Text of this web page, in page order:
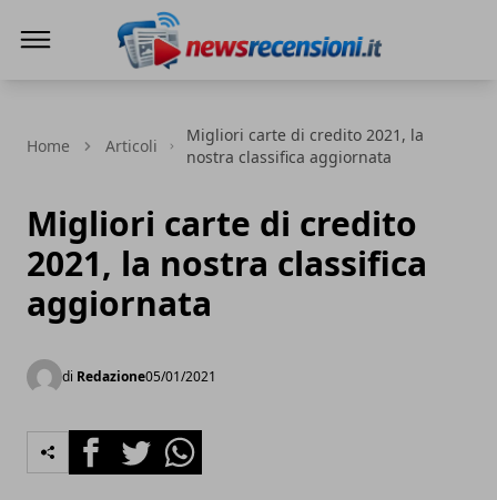
Home Articoli
Migliori carte di credito 2021, la
nostra classifica aggiornata
Migliori carte di credito
2021, la nostra classifica
aggiornata
di Redazione05/01/2021
FacebookTwitterWhatsapp